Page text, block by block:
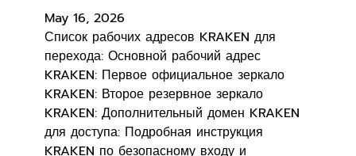
May 16, 2026
Список рабочих адресов KRAKEN для
перехода: Основной рабочий адрес
KRAKEN: Первое официальное зеркало
KRAKEN: Второе резервное зеркало
KRAKEN: Дополнительный домен KRAKEN
для доступа: Подробная инструкция
KRAKEN по безопасному входу и